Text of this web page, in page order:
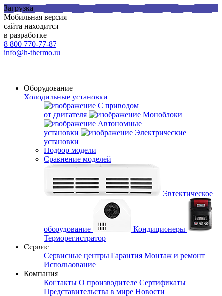
Загрузка
Мобильная версия
сайта находится
в разработке
8 800 770-77-87
info@h-thermo.ru
Оборудование
Холодильные установки
С приводом
от двигателя
Моноблоки
Автономные
установки
Электрические
установки
Подбор модели
Сравнение моделей
Эвтектическое
оборудование
Кондиционеры
Терморегистратор
Сервис
Сервисные центры Гарантия Монтаж и ремонт
Использование
Компания
Контакты О производителе Сертификаты
Представительства в мире Новости